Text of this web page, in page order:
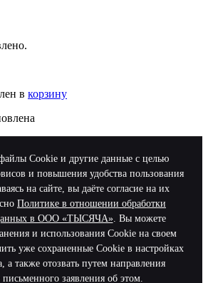
в корзину
Cookie и другие данные с целью
и повышения удобства пользования
на сайте, вы даёте согласие на их
Политике в отношении обработки
в ООО «ТЫСЯЧА». Вы можете
и использования Cookie на своем
уже сохраненные Cookie в настройках
а также отозвать путем направления
заявления об этом.